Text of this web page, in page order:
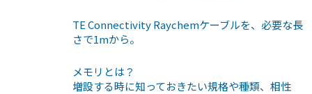
TE Connectivity Raychemケーブルを、必要な長
さで1mから。
メモリとは？
増設する時に知っておきたい規格や種類、相性